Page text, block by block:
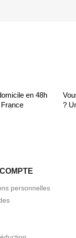
en 48h
?
personnelles